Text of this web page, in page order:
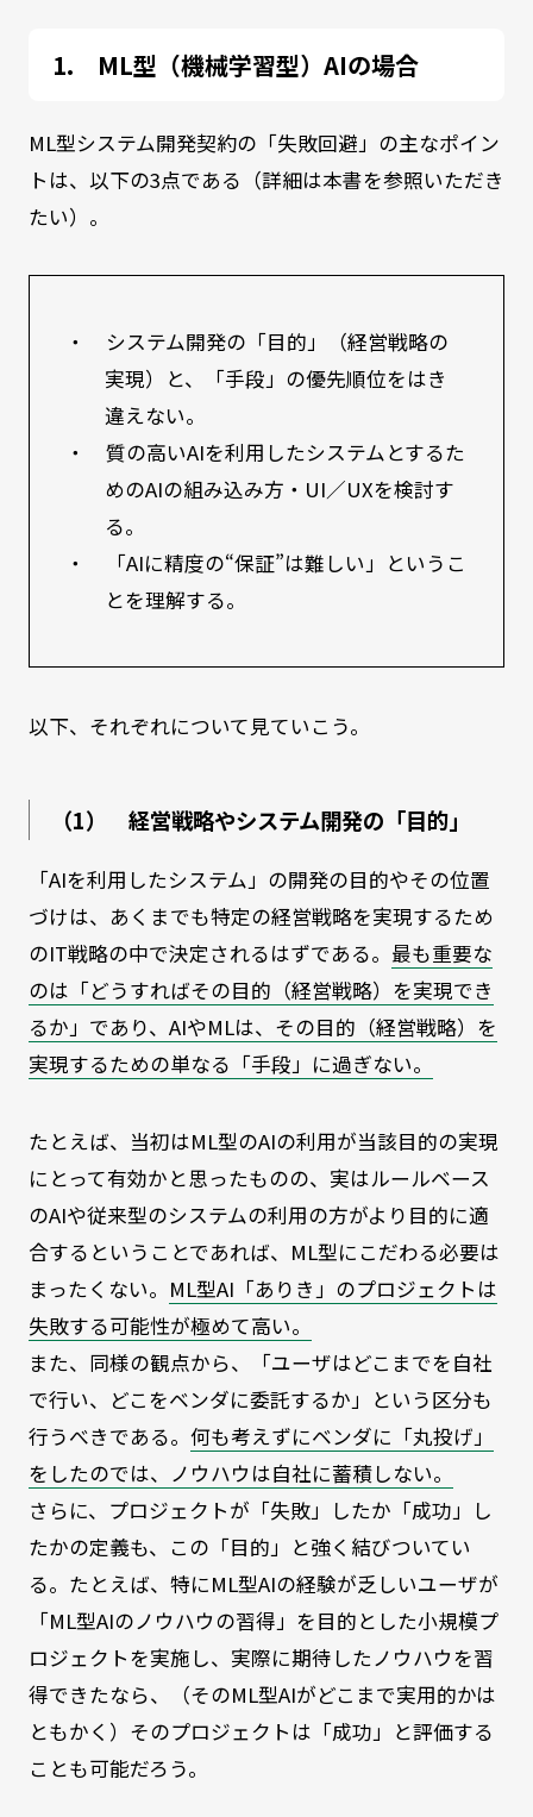
ML型（機械学習型）AIの場合
ML型システム開発契約の「失敗回避」の主なポイン
トは、以下の3点である（詳細は本書を参照いただき
たい）。
・ システム開発の「目的」（経営戦略の
実現）と、「手段」の優先順位をはき
違えない。
・ 質の高いAIを利用したシステムとするた
めのAIの組み込み方・UI／UXを検討す
る。
・ 「AIに精度の“保証”は難しい」というこ
とを理解する。
以下、それぞれについて見ていこう。
（1） 経営戦略やシステム開発の「目的」
「AIを利用したシステム」の開発の目的やその位置
づけは、あくまでも特定の経営戦略を実現するため
のIT戦略の中で決定されるはずである。 最も重要な
のは「どうすればその目的（経営戦略）を実現でき
るか」であり、AIやMLは、その目的（経営戦略）を
実現するための単なる「手段」に過ぎない。
たとえば、当初はML型のAIの利用が当該目的の実現
にとって有効かと思ったものの、実はルールベース
のAIや従来型のシステムの利用の方がより目的に適
合するということであれば、ML型にこだわる必要は
まったくない。 ML型AI「ありき」のプロジェクトは
失敗する可能性が極めて高い。
また、同様の観点から、「ユーザはどこまでを自社
で行い、どこをベンダに委託するか」という区分も
行うべきである。 何も考えずにベンダに「丸投げ」
をしたのでは、ノウハウは自社に蓄積しない。
さらに、プロジェクトが「失敗」したか「成功」し
たかの定義も、この「目的」と強く結びついてい
る。たとえば、特にML型AIの経験が乏しいユーザが
「ML型AIのノウハウの習得」を目的とした小規模プ
ロジェクトを実施し、実際に期待したノウハウを習
得できたなら、（そのML型AIがどこまで実用的かは
ともかく）そのプロジェクトは「成功」と評価する
ことも可能だろう。